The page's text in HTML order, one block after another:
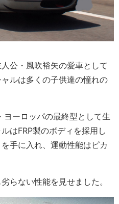
公・風吹裕矢の愛車として
ルは多くの子供達の憧れの
ーロッパの最終型として生
はFRP製のボディを採用し
手に入れ、運動性能はピカ
らない性能を見せました。